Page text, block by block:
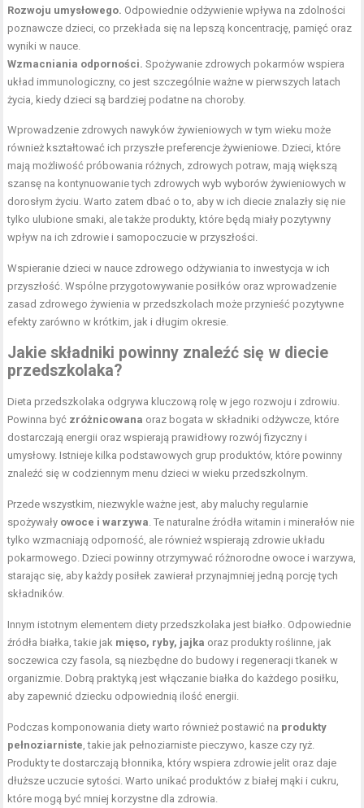
Rozwoju umysłowego. Odpowiednie odżywienie wpływa na zdolności
poznawcze dzieci, co przekłada się na lepszą koncentrację, pamięć oraz
wyniki w nauce.
Wzmacniania odporności. Spożywanie zdrowych pokarmów wspiera
układ immunologiczny, co jest szczególnie ważne w pierwszych latach
życia, kiedy dzieci są bardziej podatne na choroby.
Wprowadzenie zdrowych nawyków żywieniowych w tym wieku może
również kształtować ich przyszłe preferencje żywieniowe. Dzieci, które
mają możliwość próbowania różnych, zdrowych potraw, mają większą
szansę na kontynuowanie tych zdrowych wyb wyborów żywieniowych w
dorosłym życiu. Warto zatem dbać o to, aby w ich diecie znalazły się nie
tylko ulubione smaki, ale także produkty, które będą miały pozytywny
wpływ na ich zdrowie i samopoczucie w przyszłości.
Wspieranie dzieci w nauce zdrowego odżywiania to inwestycja w ich
przyszłość. Wspólne przygotowywanie posiłków oraz wprowadzenie
zasad zdrowego żywienia w przedszkolach może przynieść pozytywne
efekty zarówno w krótkim, jak i długim okresie.
Jakie składniki powinny znaleźć się w diecie
przedszkolaka?
Dieta przedszkolaka odgrywa kluczową rolę w jego rozwoju i zdrowiu.
Powinna być zróżnicowana oraz bogata w składniki odżywcze, które
dostarczają energii oraz wspierają prawidłowy rozwój fizyczny i
umysłowy. Istnieje kilka podstawowych grup produktów, które powinny
znaleźć się w codziennym menu dzieci w wieku przedszkolnym.
Przede wszystkim, niezwykle ważne jest, aby maluchy regularnie
spożywały owoce i warzywa. Te naturalne źródła witamin i minerałów nie
tylko wzmacniają odporność, ale również wspierają zdrowie układu
pokarmowego. Dzieci powinny otrzymywać różnorodne owoce i warzywa,
starając się, aby każdy posiłek zawierał przynajmniej jedną porcję tych
składników.
Innym istotnym elementem diety przedszkolaka jest białko. Odpowiednie
źródła białka, takie jak mięso, ryby, jajka oraz produkty roślinne, jak
soczewica czy fasola, są niezbędne do budowy i regeneracji tkanek w
organizmie. Dobrą praktyką jest włączanie białka do każdego posiłku,
aby zapewnić dziecku odpowiednią ilość energii.
Podczas komponowania diety warto również postawić na produkty
pełnoziarniste, takie jak pełnoziarniste pieczywo, kasze czy ryż.
Produkty te dostarczają błonnika, który wspiera zdrowie jelit oraz daje
dłuższe uczucie sytości. Warto unikać produktów z białej mąki i cukru,
które mogą być mniej korzystne dla zdrowia.